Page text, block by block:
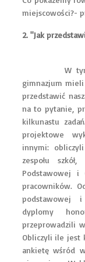
miejscowości?-
2. "Jak
W tym
gimnazjum mieli
przedstawić
na to pytanie,
kilkunastu
projektowe
innymi:
zespołu
Podstawowej i
pracowników.
podstawowej
dyplomy
przeprowadzili
Obliczyli ile jest
ankietę wśród